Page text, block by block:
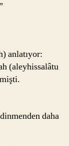
anlatıyor:
(aleyhissalâtu
daha